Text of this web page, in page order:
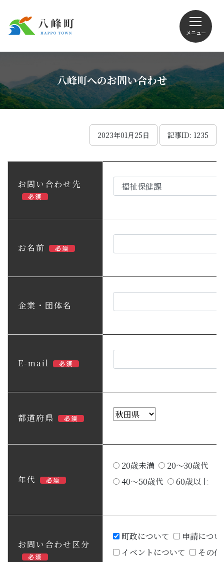
メニュー
Foreign language
観光
八峰町へのお問い合わせ
2023年01月25日 記事ID: 1235
お問い合わせ先
必須
お名前 必須
企業・団体名
E-mail 必須
都道府県 必須
年代 必須
20歳未満
20～30歳代
40～50歳代
60歳以上
お問い合わせ区分
必須
町政について
申請につ
イベントについて
その他